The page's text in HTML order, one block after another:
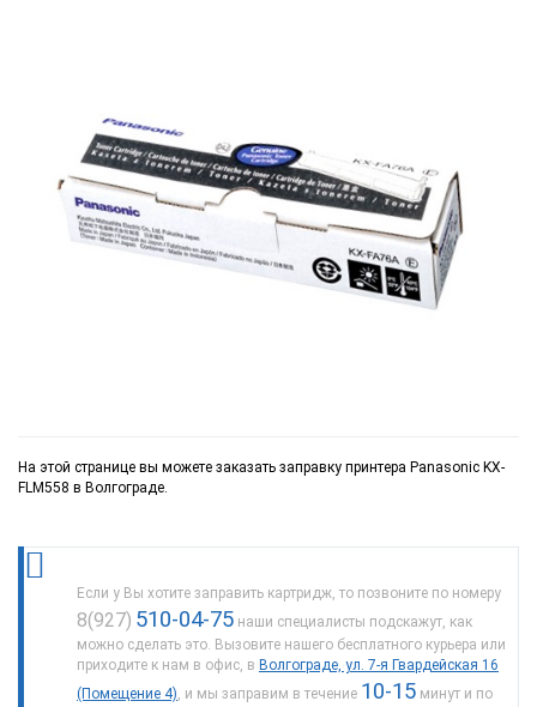
На этой странице вы можете заказать заправку принтера Panasonic KX-
FLM558 в Волгограде.
Если у Вы хотите заправить картридж, то позвоните по номеру
8(927) 510-04-75 наши специалисты подскажут, как
можно сделать это. Вызовите нашего бесплатного курьера или
приходите к нам в офис, в Волгограде, ул. 7-я Гвардейская 16
(Помещение 4), и мы заправим в течение 10-15 минут и по